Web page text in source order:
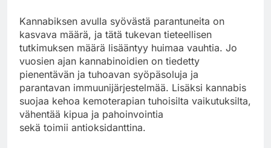
Kannabiksen avulla syövästä parantuneita on
kasvava määrä, ja tätä tukevan tieteellisen
tutkimuksen määrä lisääntyy huimaa vauhtia. Jo
vuosien ajan kannabinoidien on tiedetty
pienentävän ja tuhoavan syöpäsoluja ja
parantavan immuunijärjestelmää. Lisäksi kannabis
suojaa kehoa kemoterapian tuhoisilta vaikutuksilta,
vähentää kipua ja pahoinvointia
sekä toimii antioksidanttina.